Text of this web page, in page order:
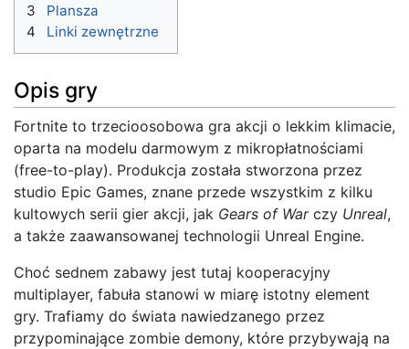
3
Plansza
4
Linki zewnętrzne
Opis gry
Fortnite to trzecioosobowa gra akcji o lekkim klimacie,
oparta na modelu darmowym z mikropłatnościami
(free-to-play). Produkcja została stworzona przez
studio Epic Games, znane przede wszystkim z kilku
kultowych serii gier akcji, jak Gears of Warczy Unreal,
a także zaawansowanej technologii Unreal Engine.
Choć sednem zabawy jest tutaj kooperacyjny
multiplayer, fabuła stanowi w miarę istotny element
gry. Trafiamy do świata nawiedzanego przez
przypominające zombie demony, które przybywają na